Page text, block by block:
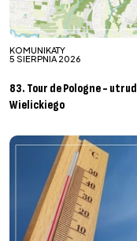
KOMUNIKATY
5 SIERPNIA 2026
83. Tour de Pologne -
Wielickiego